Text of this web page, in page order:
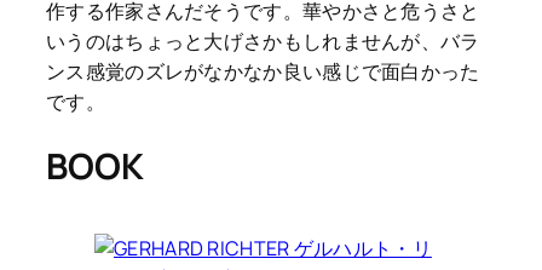
作する作家さんだそうです。華やかさと危うさと
いうのはちょっと大げさかもしれませんが、バラ
ンス感覚のズレがなかなか良い感じで面白かった
です。
BOOK